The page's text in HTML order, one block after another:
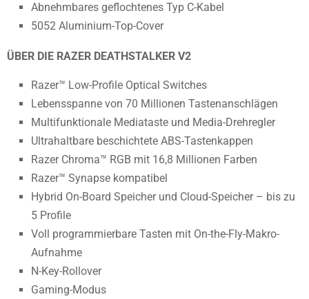
Abnehmbares geflochtenes Typ C-Kabel
5052 Aluminium-Top-Cover
ÜBER DIE RAZER DEATHSTALKER V2
Razer™ Low-Profile Optical Switches
Lebensspanne von 70 Millionen Tastenanschlägen
Multifunktionale Mediataste und Media-Drehregler
Ultrahaltbare beschichtete ABS-Tastenkappen
Razer Chroma™ RGB mit 16,8 Millionen Farben
Razer™ Synapse kompatibel
Hybrid On-Board Speicher und Cloud-Speicher – bis zu
5 Profile
Voll programmierbare Tasten mit On-the-Fly-Makro-
Aufnahme
N-Key-Rollover
Gaming-Modus